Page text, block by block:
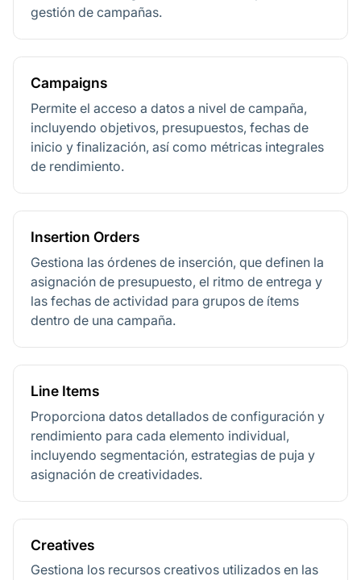
gestión de campañas.
Campaigns
Permite el acceso a datos a nivel de campaña,
incluyendo objetivos, presupuestos, fechas de
inicio y finalización, así como métricas integrales
de rendimiento.
Insertion Orders
Gestiona las órdenes de inserción, que definen la
asignación de presupuesto, el ritmo de entrega y
las fechas de actividad para grupos de ítems
dentro de una campaña.
Line Items
Proporciona datos detallados de configuración y
rendimiento para cada elemento individual,
incluyendo segmentación, estrategias de puja y
asignación de creatividades.
Creatives
Gestiona los recursos creativos utilizados en las